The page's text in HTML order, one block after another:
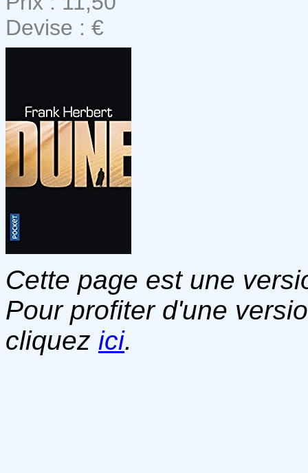
Devise : €
Cette page est une
Pour profiter d'une
cliquez ici.